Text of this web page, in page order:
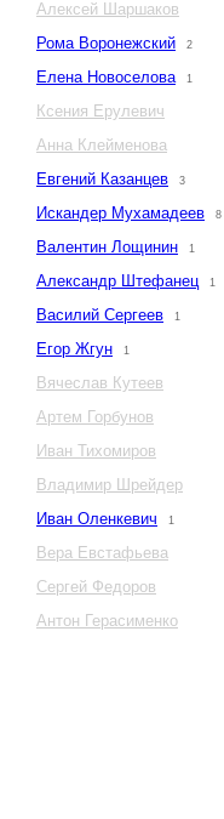
Алексей Шаршаков
Рома Воронежский
2
Елена Новоселова 1
Ксения Ерулевич
Анна Клейменова
Евгений Казанцев
3
Искандер Мухамадеев 8
Валентин Лощинин 1
Александр Штефанец 1
Василий Сергеев 1
Егор Жгун 1
Вячеслав Кутеев
Артем Горбунов
Иван Тихомиров
Владимир Шрейдер
Иван Оленкевич
1
Вера Евстафьева
Сергей Федоров
Антон Герасименко